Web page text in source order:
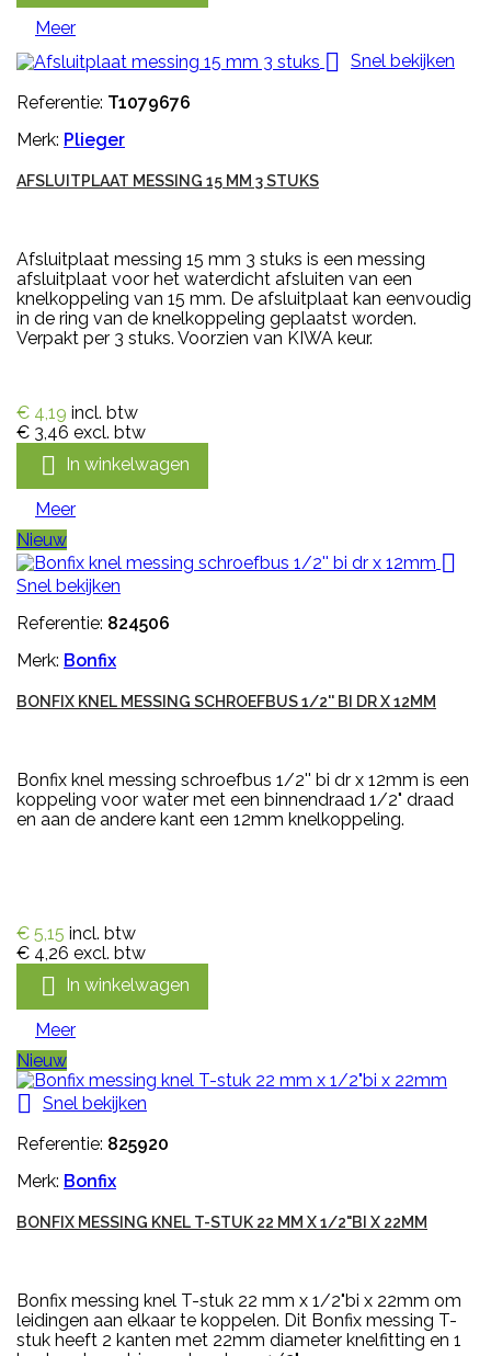
Meer
 Snel bekijken
Referentie: T1079676
Merk: Plieger
AFSLUITPLAAT MESSING 15 MM 3 STUKS
Afsluitplaat messing 15 mm 3 stuks is een messing
afsluitplaat voor het waterdicht afsluiten van een
knelkoppeling van 15 mm. De afsluitplaat kan eenvoudig
in de ring van de knelkoppeling geplaatst worden.
Verpakt per 3 stuks. Voorzien van KIWA keur.
€ 4,19 incl. btw
€ 3,46 excl. btw
 In winkelwagen
Meer
Nieuw

Snel bekijken
Referentie: 824506
Merk: Bonfix
BONFIX KNEL MESSING SCHROEFBUS 1/2'' BI DR X 12MM
Bonfix knel messing schroefbus 1/2'' bi dr x 12mm is een
koppeling voor water met een binnendraad 1/2" draad
en aan de andere kant een 12mm knelkoppeling.
€ 5,15 incl. btw
€ 4,26 excl. btw
 In winkelwagen
Meer
Nieuw

Snel bekijken
Referentie: 825920
Merk: Bonfix
BONFIX MESSING KNEL T-STUK 22 MM X 1/2"BI X 22MM
Bonfix messing knel T-stuk 22 mm x 1/2"bi x 22mm om
leidingen aan elkaar te koppelen. Dit Bonfix messing T-
stuk heeft 2 kanten met 22mm diameter knelfitting en 1